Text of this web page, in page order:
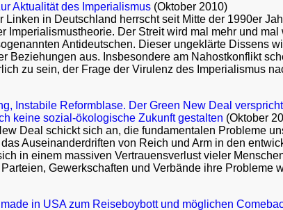
Aktualität des Imperialismus (Oktober 2010)
in Deutschland herrscht seit Mitte der 1990er
Imperialismustheorie. Der Streit wird mal mehr und
Antideutschen. Dieser ungeklärte Dissens
Beziehungen aus. Insbesondere am Nahostkonflikt
zu sein, der Frage der Virulenz des Imperialismus
Instabile Reformblase. Der Green New Deal
keine sozial-ökologische Zukunft gestalten (Oktober
Deal schickt sich an, die fundamentalen Probleme
Auseinanderdriften von Reich und Arm in den
in einem massiven Vertrauensverlust vieler
Gewerkschaften und Verbände ihre Probleme
in USA zum Reiseboybott und möglichen